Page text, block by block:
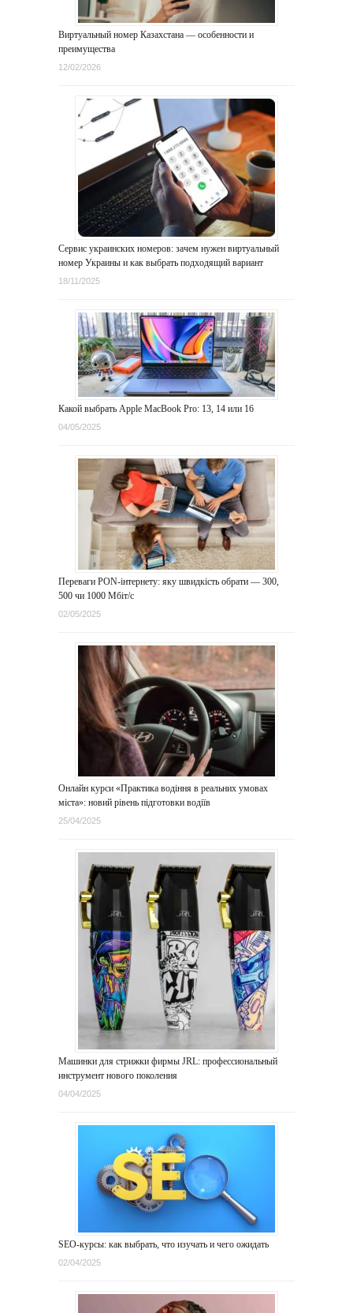
Виртуальный номер Казахстана — особенности и
преимущества
12/02/2026
Сервис украинских номеров: зачем нужен виртуальный
номер Украины и как выбрать подходящий вариант
18/11/2025
Какой выбрать Apple MacBook Pro: 13, 14 или 16
04/05/2025
Переваги PON-інтернету: яку швидкість обрати — 300,
500 чи 1000 Мбіт/с
02/05/2025
Онлайн курси «Практика водіння в реальних умовах
міста»: новий рівень підготовки водіїв
25/04/2025
Машинки для стрижки фирмы JRL: профессиональный
инструмент нового поколения
04/04/2025
SEO-курсы: как выбрать, что изучать и чего ожидать
02/04/2025